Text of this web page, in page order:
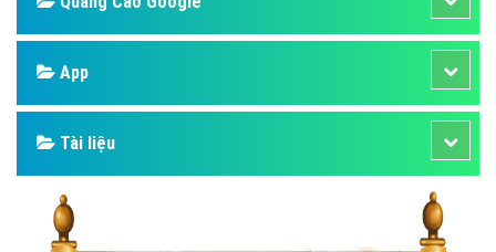
App
Tài liệu